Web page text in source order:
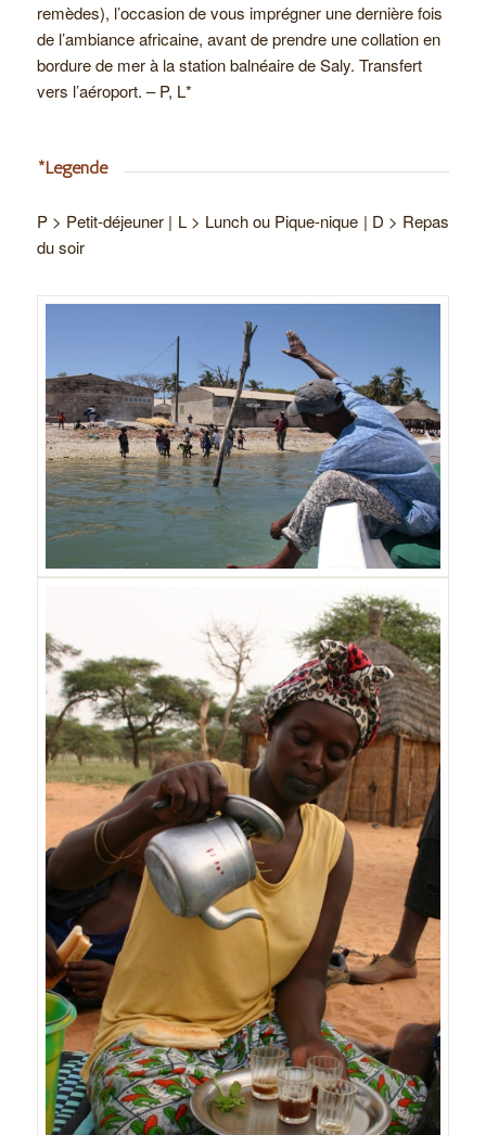
remèdes), l’occasion de vous imprégner une dernière fois
de l’ambiance africaine, avant de prendre une collation en
bordure de mer à la station balnéaire de Saly. Transfert
vers l’aéroport. – P, L*
*Légende
P > Petit-déjeuner | L > Lunch ou Pique-nique | D > Repas
du soir